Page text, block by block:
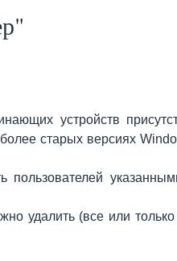
устройств
старых версиях
пользователей
удалить (все или